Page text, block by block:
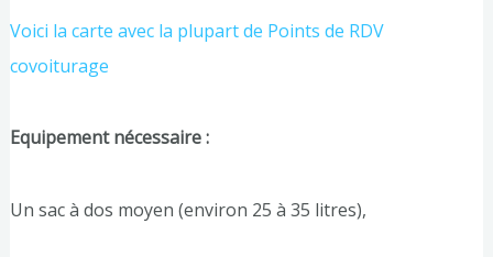
Voici la carte avec la plupart de Points de RDV
covoiturage
Equipement nécessaire :
Un sac à dos moyen (environ 25 à 35 litres),